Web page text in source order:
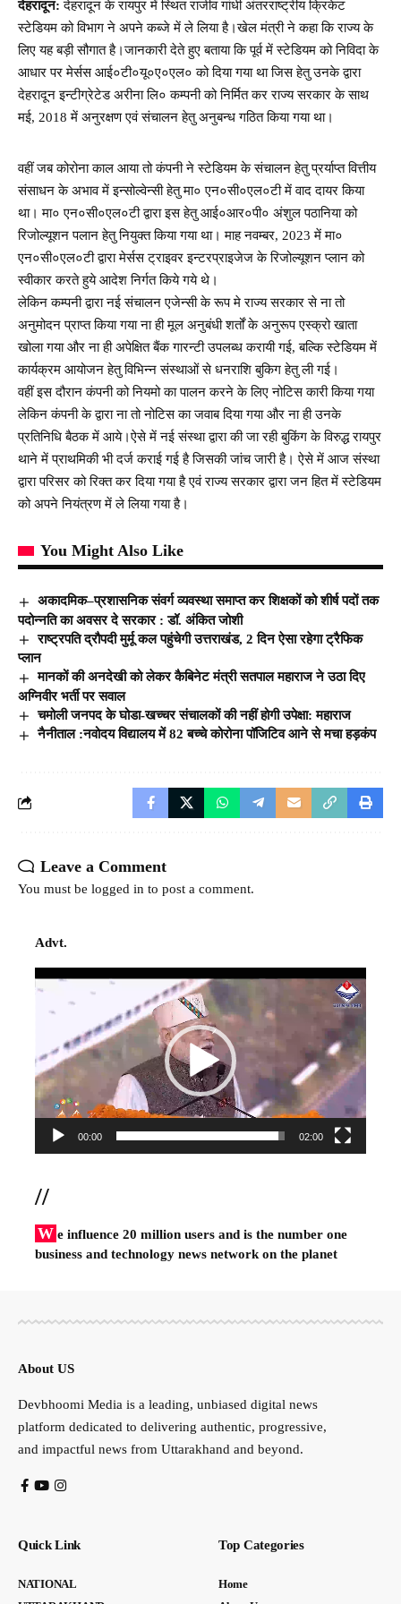
देहरादून: देहरादून के रायपुर में स्थित राजीव गांधी अंतरराष्ट्रीय क्रिकेट
स्टेडियम को विभाग ने अपने कब्जे में ले लिया है।खेल मंत्री ने कहा कि राज्य के
लिए यह बड़ी सौगात है।जानकारी देते हुए बताया कि पूर्व में स्टेडियम को निविदा के
आधार पर मेर्सस आई०टी०यू०ए०एल० को दिया गया था जिस हेतु उनके द्वारा
देहरादून इन्टीग्रेटेड अरीना लि० कम्पनी को निर्मित कर राज्य सरकार के साथ
मई, 2018 में अनुरक्षण एवं संचालन हेतु अनुबन्ध गठित किया गया था।
वहीं जब कोरोना काल आया तो कंपनी ने स्टेडियम के संचालन हेतु प्रर्याप्त वित्तीय
संसाधन के अभाव में इन्सोल्वेन्सी हेतु मा० एन०सी०एल०टी में वाद दायर किया
था। मा० एन०सी०एल०टी द्वारा इस हेतु आई०आर०पी० अंशुल पठानिया को
रिजोल्यूशन पलान हेतु नियुक्त किया गया था। माह नवम्बर, 2023 में मा०
एन०सी०एल०टी द्वारा मेर्सस ट्राइवर इन्टरप्राइजेज के रिजोल्यूशन प्लान को
स्वीकार करते हुये आदेश निर्गत किये गये थे।
लेकिन कम्पनी द्वारा नई संचालन एजेन्सी के रूप मे राज्य सरकार से ना तो
अनुमोदन प्राप्त किया गया ना ही मूल अनुबंधी शर्तों के अनुरूप एस्क्रो खाता
खोला गया और ना ही अपेक्षित बैंक गारन्टी उपलब्ध करायी गई, बल्कि स्टेडियम में
कार्यक्रम आयोजन हेतु विभिन्न संस्थाओं से धनराशि बुकिग हेतु ली गई।
वहीं इस दौरान कंपनी को नियमो का पालन करने के लिए नोटिस कारी किया गया
लेकिन कंपनी के द्वारा ना तो नोटिस का जवाब दिया गया और ना ही उनके
प्रतिनिधि बैठक में आये।ऐसे में नई संस्था द्वारा की जा रही बुकिंग के विरुद्ध रायपुर
थाने में प्राथमिकी भी दर्ज कराई गई है जिसकी जांच जारी है। ऐसे में आज संस्था
द्वारा परिसर को रिक्त कर दिया गया है एवं राज्य सरकार द्वारा जन हित में स्टेडियम
को अपने नियंत्रण में ले लिया गया है।
You Might Also Like
अकादमिक–प्रशासनिक संवर्ग व्यवस्था समाप्त कर शिक्षकों को शीर्ष पदों तक
पदोन्नति का अवसर दे सरकार : डॉ. अंकित जोशी
राष्ट्रपति द्रौपदी मुर्मू कल पहुंचेगी उत्तराखंड, 2 दिन ऐसा रहेगा ट्रैफिक
प्लान
मानकों की अनदेखी को लेकर कैबिनेट मंत्री सतपाल महाराज ने उठा दिए
अग्निवीर भर्ती पर सवाल
चमोली जनपद के घोडा-खच्चर संचालकों की नहीं होगी उपेक्षा: महाराज
नैनीताल :नवोदय विद्यालय में 82 बच्चे कोरोना पॉजिटिव आने से मचा हड़कंप
Leave a Comment
You must be logged in to post a comment.
Advt.
Video
00:00 02:00
//
W e influence 20 million users and is the number one
business and technology news network on the planet
About US
Devbhoomi Media is a leading, unbiased digital news
platform dedicated to delivering authentic, progressive,
and impactful news from Uttarakhand and beyond.
Quick Link
NATIONAL
Top Categories
Home